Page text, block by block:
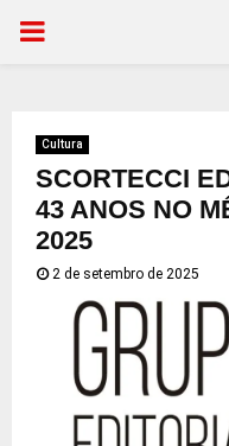
PRIMARY
Cultura
SCORTECCI
43 ANOS NO
2025
2 de setembro de 2025